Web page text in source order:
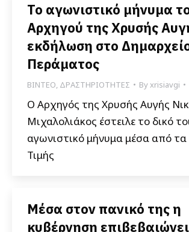
To αγωνιστικό μήνυμα
Αρχηγού της Χρυσής
εκδήλωση στο
Περάματος
ΒΙΝΤΕΟ, ΔΡΑΣΤΗΡΙΟΤΗΤΕΣ Byxrisiavgi
Ο Αρχηγός της Χρυσής Αυγής
Μιχαλολιάκος έστειλε το δικό
αγωνιστικό μήνυμα μέσα από τα
Τιμής
Μέσα στον πανικό της η
κυβέρνηση επιβεβαιώνει